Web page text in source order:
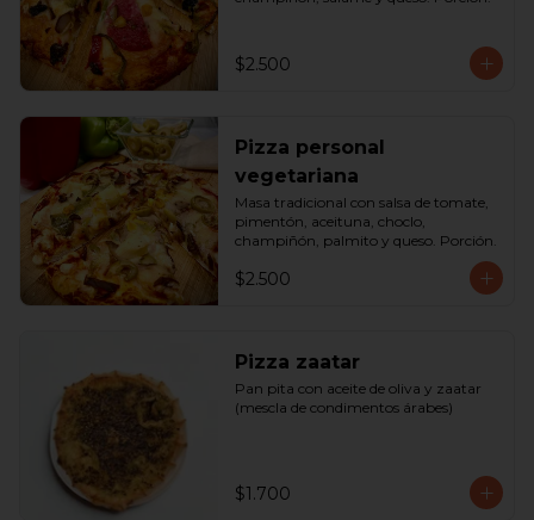
$2.500
Pizza personal
vegetariana
Masa tradicional con salsa de tomate,
pimentón, aceituna, choclo,
champiñón, palmito y queso. Porción.
$2.500
Pizza zaatar
Pan pita con aceite de oliva y zaatar
(mescla de condimentos árabes)
$1.700